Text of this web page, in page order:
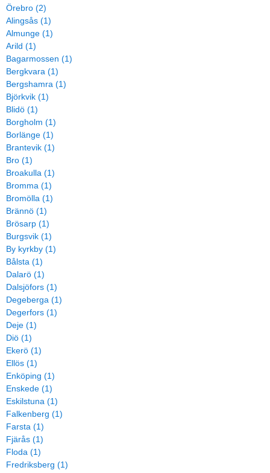
Örebro (2)
Alingsås (1)
Almunge (1)
Arild (1)
Bagarmossen (1)
Bergkvara (1)
Bergshamra (1)
Björkvik (1)
Blidö (1)
Borgholm (1)
Borlänge (1)
Brantevik (1)
Bro (1)
Broakulla (1)
Bromma (1)
Bromölla (1)
Brännö (1)
Brösarp (1)
Burgsvik (1)
By kyrkby (1)
Bålsta (1)
Dalarö (1)
Dalsjöfors (1)
Degeberga (1)
Degerfors (1)
Deje (1)
Diö (1)
Ekerö (1)
Ellös (1)
Enköping (1)
Enskede (1)
Eskilstuna (1)
Falkenberg (1)
Farsta (1)
Fjärås (1)
Floda (1)
Fredriksberg (1)